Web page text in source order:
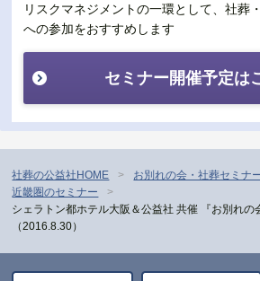
リスクマネジメントの一環として、社葬
への参加をおすすめします
セミナー開催予定は
社葬の公益社HOME
お別れの会・社葬セミナ
近畿圏のセミナー
シェラトン都ホテル大阪＆公益社 共催 『お別れの
（2016.8.30）